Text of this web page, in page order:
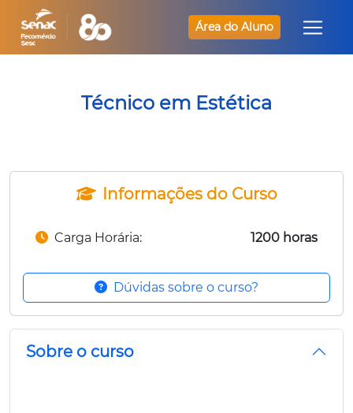
Área do Aluno
Técnico em Estética
Informações do Curso
Carga Horária: 1200 horas
Dúvidas sobre o curso?
Sobre o curso